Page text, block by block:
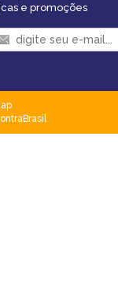
e promoções